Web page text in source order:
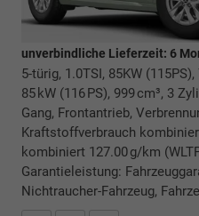
unverbindliche Lieferzeit: 6
5-türig, 1.0TSI, 85KW (115PS),
85 kW (116 PS), 999 cm³, 3
Gang, Frontantrieb,
Kraftstoffverbrauch
kombiniert 127.00 g/km
Garantieleistung:
Nichtraucher-Fahrzeug,